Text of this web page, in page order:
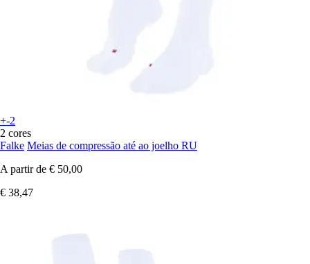
+-2
2 cores
Falke Meias de compressão até ao joelho RU
A partir de € 50,00
€ 38,47